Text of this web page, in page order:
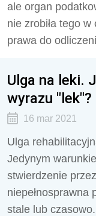
ale organ
nie zrobiła tego
prawa do
Ulga na leki.
wyrazu "lek"?
16 mar 2021
Ulga
Jedynym
stwierdzenie
niepełnosprawna
stale lub